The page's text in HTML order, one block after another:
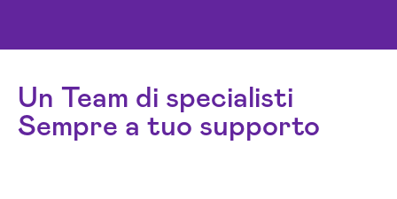
Un Team di specialisti
Sempre a tuo supporto